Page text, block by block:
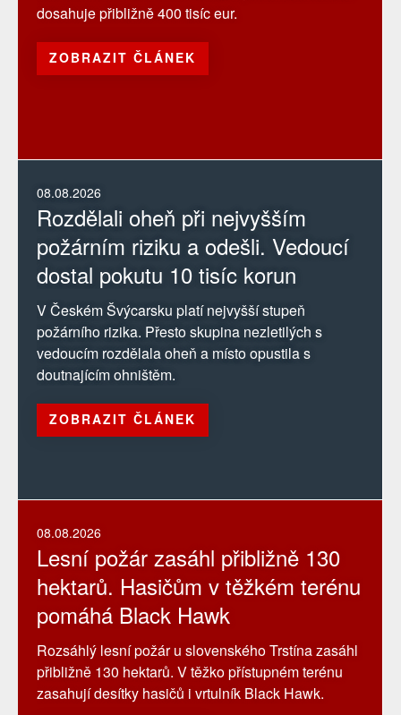
08.08.2026
Rozdělali oheň při nejvyšším
požárním riziku a odešli. Vedoucí
dostal pokutu 10 tisíc korun
V Českém Švýcarsku platí nejvyšší stupeň
požárního rizika. Přesto skupina nezletilých s
vedoucím rozdělala oheň a místo opustila s
doutnajícím ohništěm.
ZOBRAZIT ČLÁNEK
08.08.2026
Lesní požár zasáhl přibližně 130
hektarů. Hasičům v těžkém terénu
pomáhá Black Hawk
Rozsáhlý lesní požár u slovenského Trstína zasáhl
přibližně 130 hektarů. V těžko přístupném terénu
zasahují desítky hasičů i vrtulník Black Hawk.
dosahuje přibližně 400 tisíc eur.
ZOBRAZIT ČLÁNEK